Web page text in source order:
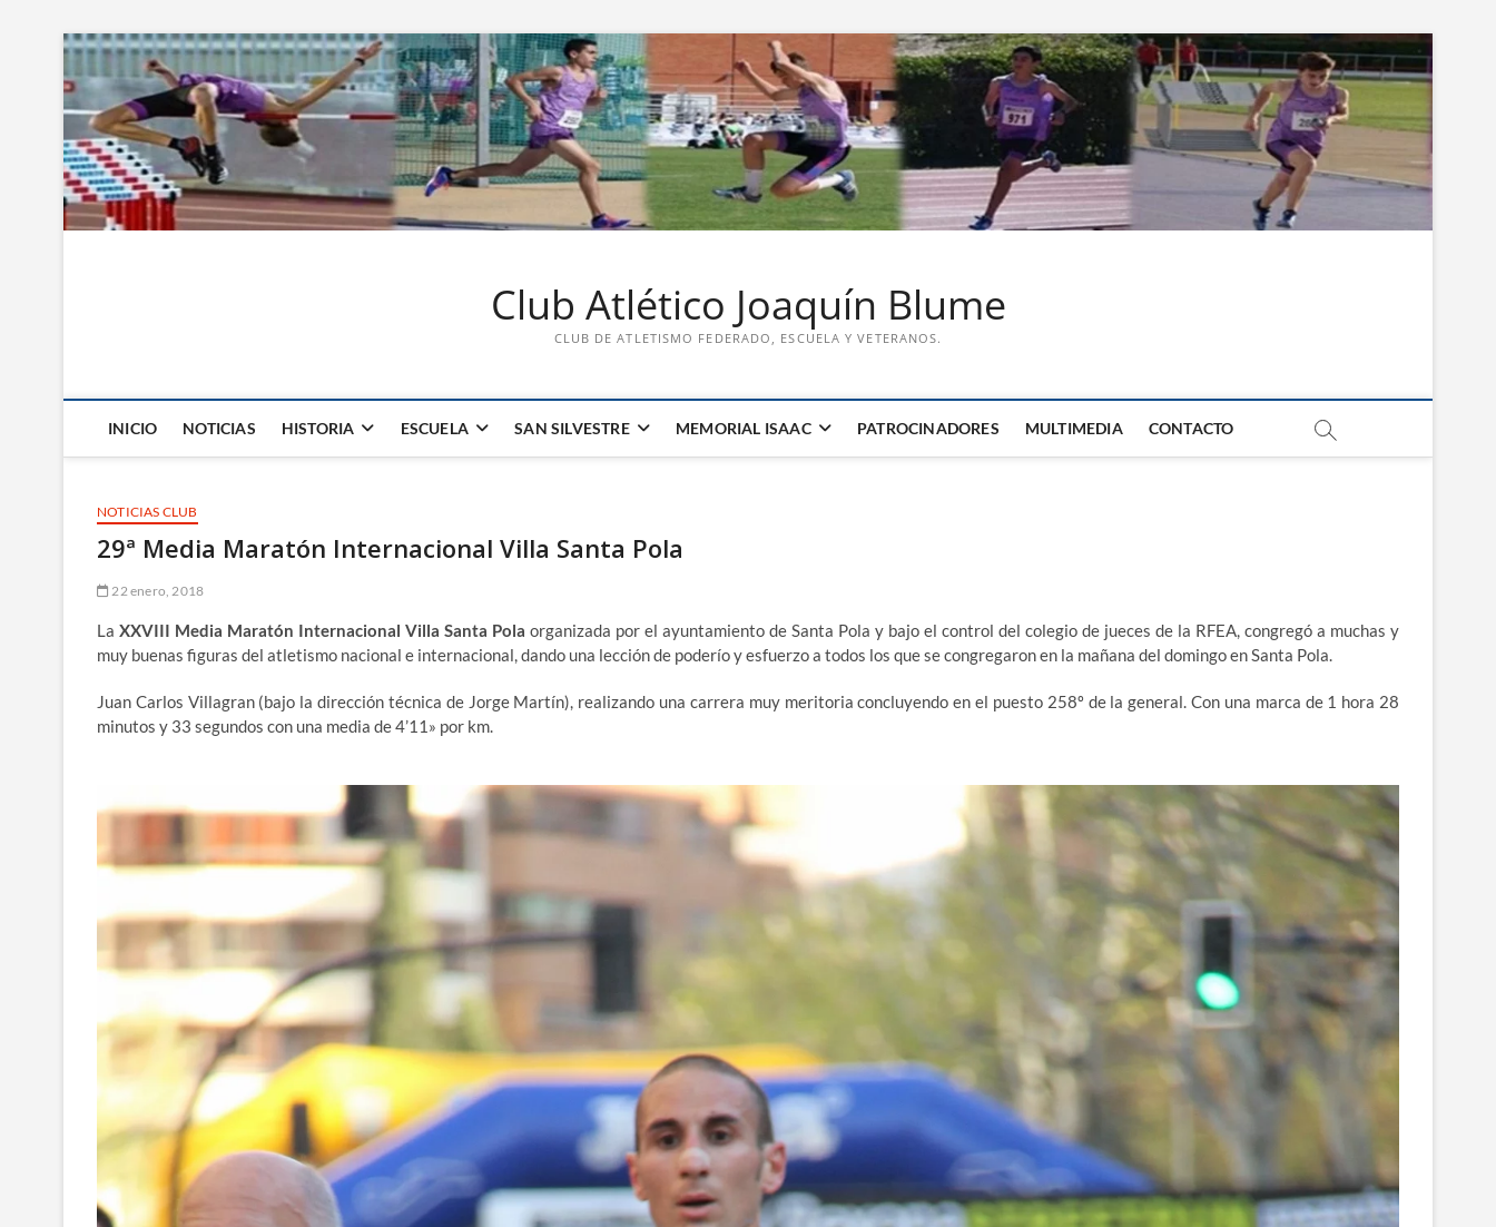
Saltar
contenido
Club Atlético Joaquín Blume
CLUB DE ATLETISMO FEDERADO, ESCUELA Y VETERANOS.
INICIO NOTICIAS HISTORIA ESCUELA SAN SILVESTRE MEMORIAL ISAAC PATROCINADORES MULTIMEDIA CONTACTO
NOTICIAS CLUB
29ª Media Maratón Internacional Villa Santa Pola
22 enero, 2018
La XXVIII Media Maratón Internacional Villa Santa Pola organizada por el ayuntamiento de Santa Pola y bajo el control del colegio de jueces de la RFEA, congregó a muchas y
muy buenas figuras del atletismo nacional e internacional, dando una lección de poderío y esfuerzo a todos los que se congregaron en la mañana del domingo en Santa Pola.
Juan Carlos Villagran (bajo la dirección técnica de Jorge Martín), realizando una carrera muy meritoria concluyendo en el puesto 258º de la general. Con una marca de 1 hora 28
minutos y 33 segundos con una media de 4’11» por km.